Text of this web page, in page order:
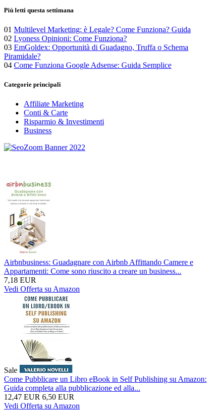
Più letti questa settimana
01 Multilevel Marketing: è Legale? Come Funziona? Guida
02 Lyoness Opinioni: Come Funziona?
03 EmGoldex: Opportunità di Guadagno, Truffa o Schema
Piramidale?
04 Come Funziona Google Adsense: Guida Semplice
Categorie principali
Affiliate Marketing
Conti & Carte
Risparmio & Investimenti
Business
Airbnbusiness: Guadagnare con Airbnb Affittando Camere e
Appartamenti: Come sono riuscito a creare un business...
7,18 EUR
Vedi Offerta su Amazon
Sale
Come Pubblicare un Libro eBook in Self Publishing su Amazon:
Guida completa alla pubblicazione ed alla...
12,47 EUR 6,50 EUR
Vedi Offerta su Amazon